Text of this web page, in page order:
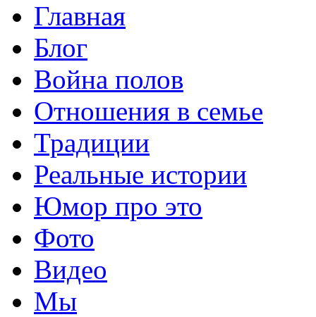
Главная
Блог
Война полов
Отношения в семье
Традиции
Реальные истории
Юмор про это
Фото
Видео
Мы